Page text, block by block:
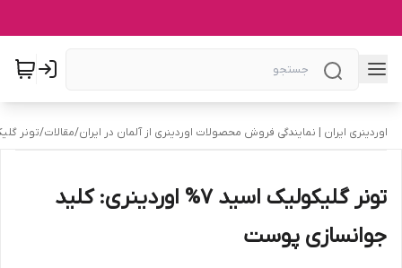
اوردینری ایران | نمایندگی فروش محصولات اوردینری از آلمان در ایران/مقالات/تونر گلیکولیک اسید
تونر گلیکولیک اسید 7% اوردینری: کلید
جوانسازی پوست